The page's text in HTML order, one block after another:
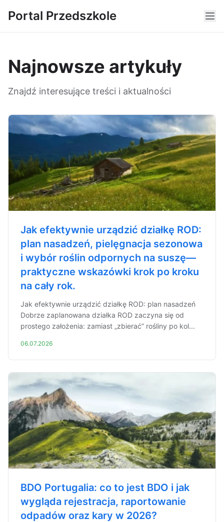
Portal Przedszkole
Najnowsze artykuły
Znajdź interesujące treści i aktualności
Jak efektywnie urządzić działkę ROD:
plan nasadzeń, pielęgnacja sezonowa
i wybór roślin odpornych na suszę—
praktyczne wskazówki krok po kroku
na cały rok.
Jak efektywnie urządzić działkę ROD: plan nasadzeń
Dobrze zaplanowana działka ROD zaczyna się od
prostego założenia: zamiast „zbierać” rośliny po kol...
06.07.2026
BDO Portugalia: co to jest BDO i jak
wygląda rejestracja, raportowanie
odpadów oraz kary w 2026?